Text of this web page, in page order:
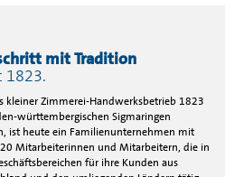
mit Tradition
1823.
kleiner Zimmerei-Handwerksbetrieb 1823
württembergischen Sigmaringen
ist heute ein Familienunternehmen mit
Mitarbeiterinnen und Mitarbeitern, die in
für ihre Kunden aus